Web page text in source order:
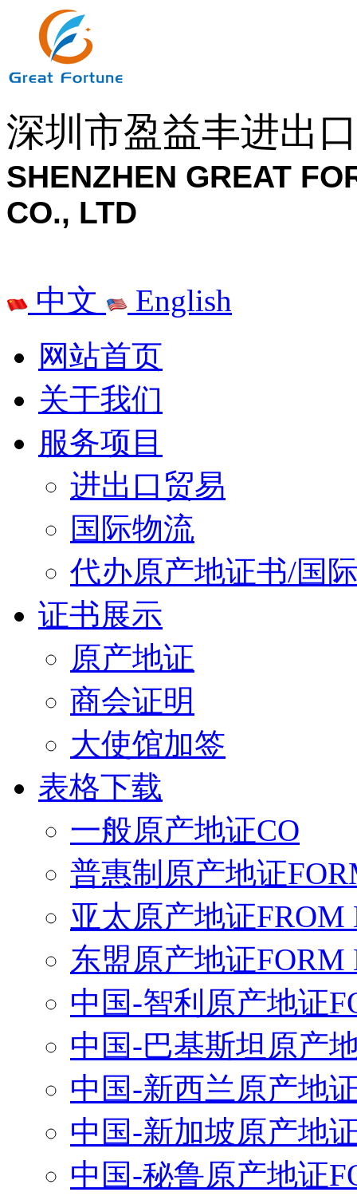
深圳市盈益丰进出
SHENZHEN GREAT
CO., LTD
中文
English
网站首页
关于我们
服务项目
进出口贸易
国际物流
代办原产地证书/国
证书展示
原产地证
商会证明
大使馆加签
表格下载
一般原产地证CO
普惠制原产地证
亚太原产地证FROM
东盟原产地证FORM
中国-智利原产地证
中国-巴基斯坦原产
中国-新西兰原产地
中国-新加坡原产地
中国-秘鲁原产地证